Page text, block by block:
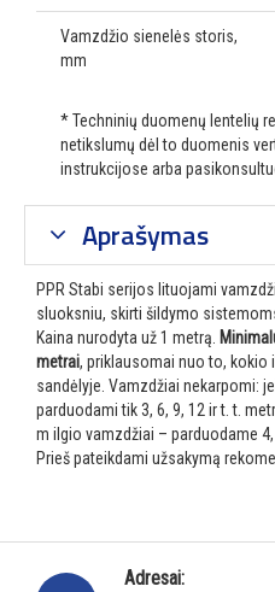
Vamzdžio sienelės storis,
mm
* Techninių duomenų lentelių
netikslumų dėl to duomenis
instrukcijose arba
Aprašymas
PPR Stabi serijos lituojami
sluoksniu, skirti šildymo
Kaina nurodyta už 1 metrą.
metrai, priklausomai nuo to, kokio
sandėlyje. Vamzdžiai nekarpomi:
parduodami tik 3, 6, 9, 12 ir t. t.
m ilgio vamzdžiai – parduodame
Prieš pateikdami užsakymą
Adresai: